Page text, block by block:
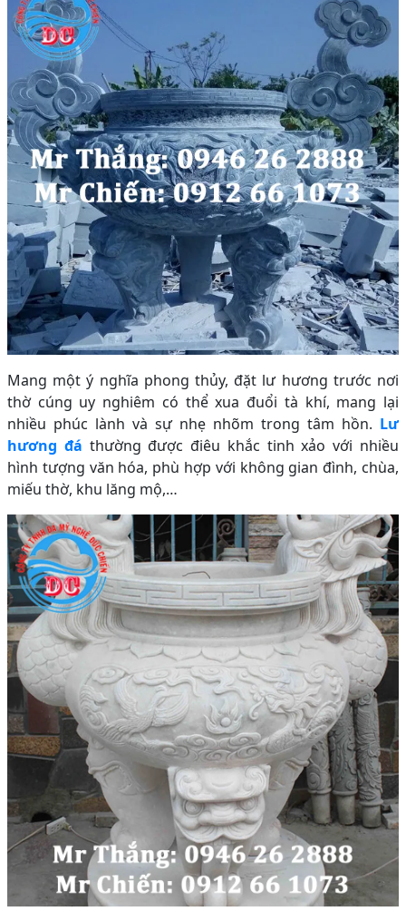
Mang một ý nghĩa phong thủy, đặt lư hương trước nơi
thờ cúng uy nghiêm có thể xua đuổi tà khí, mang lại
nhiều phúc lành và sự nhẹ nhõm trong tâm hồn. Lư
hương đá thường được điêu khắc tinh xảo với nhiều
hình tượng văn hóa, phù hợp với không gian đình, chùa,
miếu thờ, khu lăng mộ,…